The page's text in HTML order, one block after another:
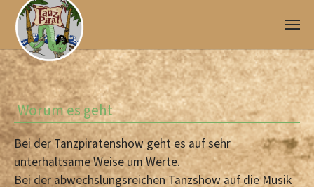
Skip to main content
Worum es geht
Bei der Tanzpiratenshow geht es auf sehr
unterhaltsame Weise um Werte.
Bei der abwechslungsreichen Tanzshow auf die Musik